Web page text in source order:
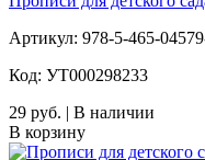
Артикул: 978-5-465-
Код: УТ000298233
29 руб. | В наличии
В корзину